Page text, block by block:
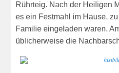
Rührteig. Nach der Heiligen
es ein Festmahl im Hause,
Familie eingeladen waren.
üblicherweise die